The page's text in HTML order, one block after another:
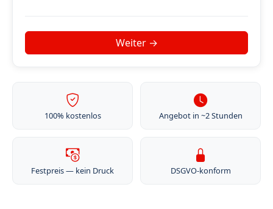
100% kostenlos Angebot in ~2 Stunden
Festpreis — kein Druck DSGVO-konform